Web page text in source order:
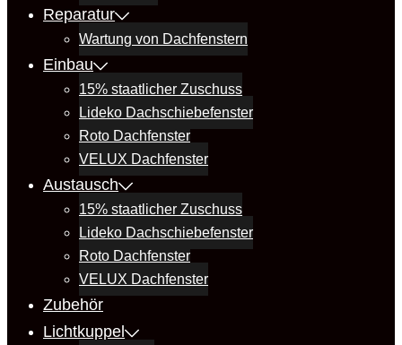
Reparatur
Wartung von Dachfenstern
Einbau
15% staatlicher Zuschuss
Lideko Dachschiebefenster
Roto Dachfenster
VELUX Dachfenster
Austausch
15% staatlicher Zuschuss
Lideko Dachschiebefenster
Roto Dachfenster
VELUX Dachfenster
Zubehör
Lichtkuppel